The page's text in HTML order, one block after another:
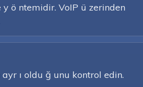
ö ntemidir. VoIP ü zerinden
ı oldu ğ unu kontrol edin.